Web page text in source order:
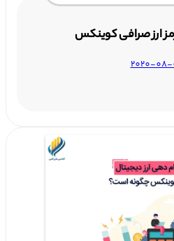
ارز صرافی کوینکس
2020-08-